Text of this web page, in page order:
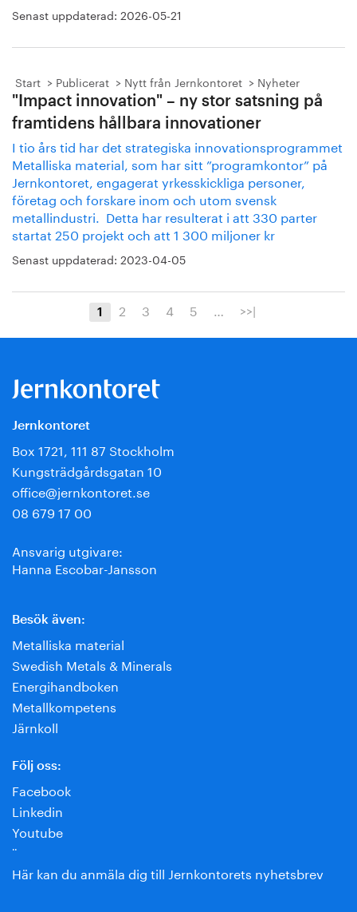
Senast uppdaterad: 2026-05-21
Start Publicerat Nytt från Jernkontoret Nyheter
"Impact innovation" – ny stor satsning på
framtidens hållbara innovationer
I tio års tid har det strategiska innovationsprogrammet
Metalliska material, som har sitt ”programkontor” på
Jernkontoret, engagerat yrkesskickliga personer,
företag och forskare inom och utom svensk
metallindustri. Detta har resulterat i att 330 parter
startat 250 projekt och att 1 300 miljoner kr
Senast uppdaterad: 2023-04-05
1 2 3 4 5 … >>|
Jernkontoret
Box 1721, 111 87 Stockholm
Kungsträdgårdsgatan 10
office@jernkontoret.se
08 679 17 00
Ansvarig utgivare:
Hanna Escobar-Jansson
Besök även:
Metalliska material
Swedish Metals & Minerals
Energihandboken
Metallkompetens
Järnkoll
Följ oss:
Facebook
Linkedin
Youtube
¨
Här kan du anmäla dig till Jernkontorets nyhetsbrev